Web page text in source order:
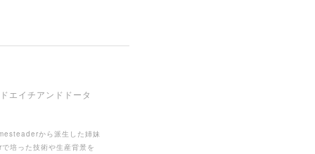
エイチアンドドータ
から派生した姉妹
培った技術や生産背景を